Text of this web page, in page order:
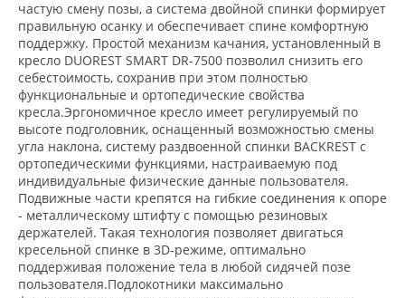
частую смену позы, а система двойной спинки формирует
правильную осанку и обеспечивает спине комфортную
поддержку. Простой механизм качания, установленный в
кресло DUOREST SMART DR-7500 позволил снизить его
себестоимость, сохранив при этом полностью
функциональные и ортопедические свойства
кресла.Эргономичное кресло имеет регулируемый по
высоте подголовник, оснащенный возможностью смены
угла наклона, систему раздвоенной спинки BACKREST с
ортопедическими функциями, настраиваемую под
индивидуальные физические данные пользователя.
Подвижные части крепятся на гибкие соединения к опоре
- металлическому штифту с помощью резиновых
держателей. Такая технология позволяет двигаться
кресельной спинке в 3D-режиме, оптимально
поддерживая положение тела в любой сидячей позе
пользователя.Подлокотники максимально